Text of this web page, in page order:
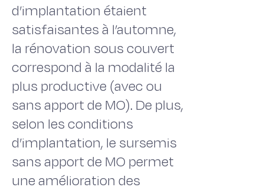
d’implantation étaient
satisfaisantes à l’automne,
la rénovation sous couvert
correspond à la modalité la
plus productive (avec ou
sans apport de MO). De plus,
selon les conditions
d’implantation, le sursemis
sans apport de MO permet
une amélioration des